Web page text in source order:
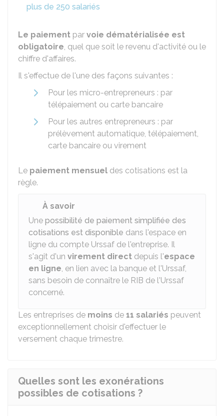
plus de 250 salariés
Le paiement par voie dématérialisée est
obligatoire, quel que soit le revenu d'activité ou le
chiffre d'affaires.
Il s'effectue de l'une des façons suivantes :
Pour les micro-entrepreneurs : par
télépaiement ou carte bancaire
Pour les autres entrepreneurs : par
prélèvement automatique, télépaiement,
carte bancaire ou virement
Le paiement mensuel des cotisations est la
règle.
À savoir
Une possibilité de paiement simplifiée des
cotisations est disponible dans l'espace en
ligne du compte Urssaf de l'entreprise. Il
s'agit d'un virement direct depuis l'espace
en ligne, en lien avec la banque et l'Urssaf,
sans besoin de connaître le RIB de l'Urssaf
concerné.
Les entreprises de moins de 11 salariés peuvent
exceptionnellement choisir d'effectuer le
versement chaque trimestre.
Quelles sont les exonérations
possibles de cotisations ?